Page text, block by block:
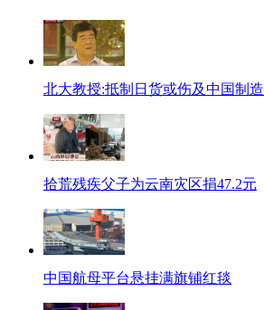
北大教授:抵制日货或伤及中国制造
拾荒残疾父子为云南灾区捐47.2元
中国航母平台悬挂满旗铺红毯